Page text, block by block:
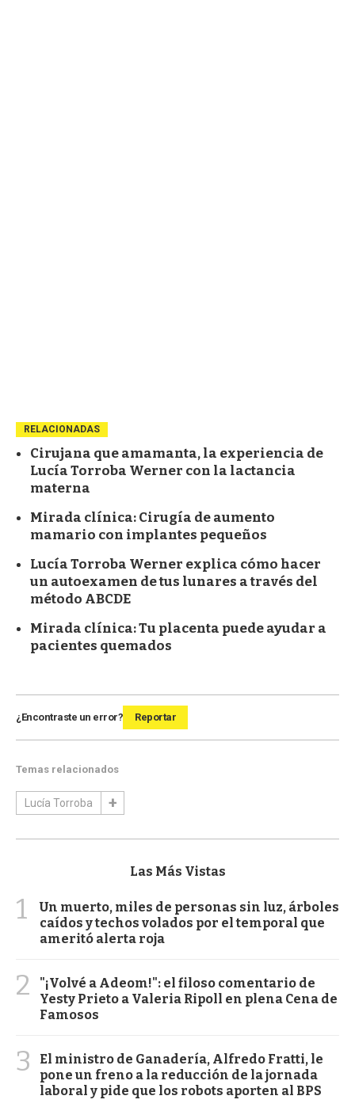
RELACIONADAS
Cirujana que amamanta, la experiencia de
Lucía Torroba Werner con la lactancia
materna
Mirada clínica: Cirugía de aumento
mamario con implantes pequeños
Lucía Torroba Werner explica cómo hacer
un autoexamen de tus lunares a través del
método ABCDE
Mirada clínica: Tu placenta puede ayudar a
pacientes quemados
¿Encontraste un error? Reportar
Temas relacionados
Lucía Torroba
Las Más Vistas
1
Un muerto, miles de personas sin luz, árboles
caídos y techos volados por el temporal que
ameritó alerta roja
2
"¡Volvé a Adeom!": el filoso comentario de
Yesty Prieto a Valeria Ripoll en plena Cena de
Famosos
3
El ministro de Ganadería, Alfredo Fratti, le
pone un freno a la reducción de la jornada
laboral y pide que los robots aporten al BPS